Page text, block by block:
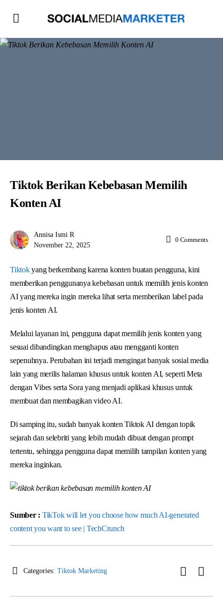
Tiktok Berikan Kebebasan Memilih
Konten AI
Annisa Ismi R
November 22, 2025
0 Comments
Tiktokyang berkembang karena konten buatan pengguna, kini
memberikan penggunanya kebebasan untuk memilih jenis konten
AI yang mereka ingin mereka lihat serta memberikan label pada
jenis konten AI.
Melalui layanan ini, pengguna dapat memilih jenis konten yang
sesuai dibandingkan menghapus atau mengganti konten
sepenuhnya. Perubahan ini terjadi mengingat banyak sosial media
lain yang merilis halaman khusus untuk konten AI, seperti Meta
dengan Vibes serta Sora yang menjadi aplikasi khusus untuk
membuat dan membagikan video AI.
Di samping itu, sudah banyak konten Tiktok AI dengan topik
sejarah dan selebriti yang lebih mudah dibuat dengan prompt
tertentu, sehingga pengguna dapat memilih tampilan konten yang
mereka inginkan.
Sumber : TikTok will let you choose how much AI-generated
content you want to see | TechCrunch
Categories: Tiktok Marketing